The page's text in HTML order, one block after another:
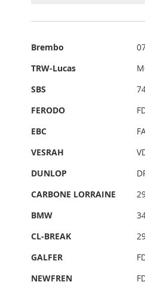
Passend
folgende
Brembo
TRW-Lucas
SBS
FERODO
EBC
VESRAH
DUNLOP
CARBONE LORRAINE
BMW
CL-BREAK
GALFER
NEWFREN